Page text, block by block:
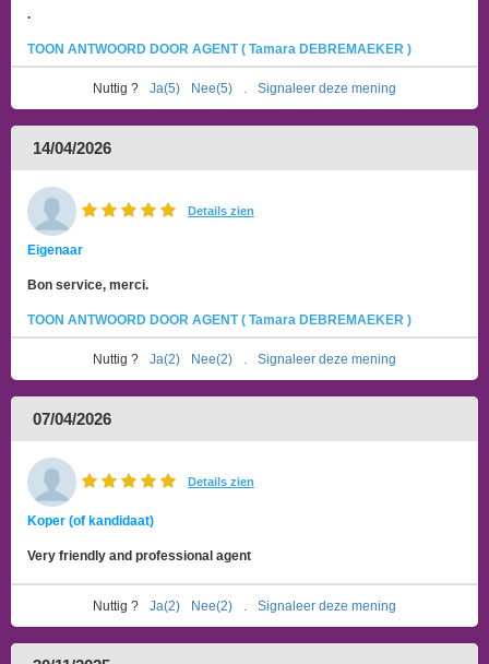
.
TOON ANTWOORD DOOR AGENT ( Tamara DEBREMAEKER )
Nuttig ? Ja(5) Nee(5) Signaleer deze mening
14/04/2026
Details zien
Eigenaar
Bon service, merci.
TOON ANTWOORD DOOR AGENT ( Tamara DEBREMAEKER )
Nuttig ? Ja(2) Nee(2) Signaleer deze mening
07/04/2026
Details zien
Koper (of kandidaat)
Very friendly and professional agent
Nuttig ? Ja(2) Nee(2) Signaleer deze mening